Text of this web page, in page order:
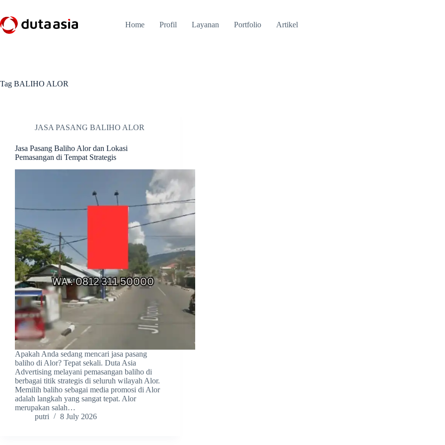
content
Home Profil Layanan Portfolio Artikel
Tag BALIHO ALOR
JASA PASANG BALIHO ALOR
Jasa Pasang Baliho Alor dan Lokasi
Pemasangan di Tempat Strategis
Apakah Anda sedang mencari jasa pasang
baliho di Alor? Tepat sekali. Duta Asia
Advertising melayani pemasangan baliho di
berbagai titik strategis di seluruh wilayah Alor.
Memilih baliho sebagai media promosi di Alor
adalah langkah yang sangat tepat. Alor
merupakan salah…
putri
8 July 2026